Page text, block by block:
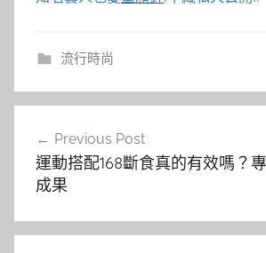
流行時尚
章
導
覽
Previous Post
運動搭配168斷食真的有效嗎？
成果